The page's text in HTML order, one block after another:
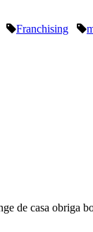
Franchising
de casa obriga